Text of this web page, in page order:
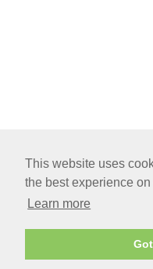
This website uses
the best experience
Learn more